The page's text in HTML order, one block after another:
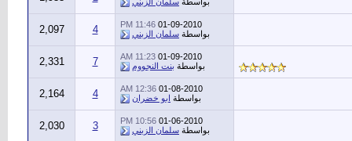
01-09-2010
11:46 PM
بواسطة سلمان الزبني 4
2,097
01-09-2010
11:23 AM
بواسطة بنت النجووم 7
2,331
01-08-2010
12:36 AM
بواسطة ابو خضران 4
2,164
01-06-2010
10:56 PM
بواسطة سلمان الزبني 3
2,030